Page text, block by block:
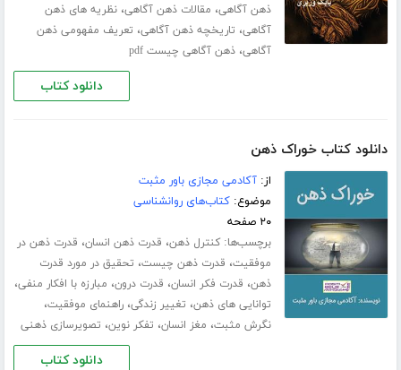
ذهن آگاهی، مقالات ذهن آگاهی،نظریه های ذهن
آگاهی، تاریخچه ذهن آگاهی، تعریف مفهومی ذهن
آگاهی،ذهن آگاهی چیست pdf
دانلود کتاب
دانلود کتاب خوراک ذهن
از:آکادمی مجازی باور مثبت
موضوع:کتاب‌های روانشناسی
۲۰ صفحه
برچسب‌ها:کنترل ذهن، قدرت ذهن انسان، قدرت ذهن در
موفقیت، قدرت ذهن چیست، تحقیق در مورد قدرت
ذهن، قدرت فکر انسان، قدرت درون، مبارزه با افکار منفی،
توانایی های ذهن، تغییر زندگی،راهنمای موفقیت،
نگرش مثبت، مغز انسان، تفکر نوین، تصویرسازی ذهنی
دانلود کتاب